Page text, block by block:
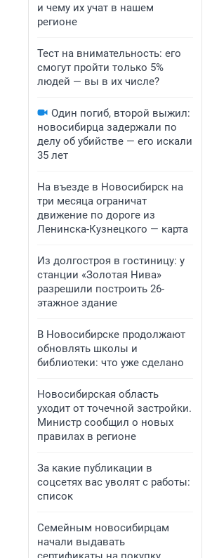
и чему их учат в нашем
регионе
Тест на внимательность: его
смогут пройти только 5%
людей — вы в их числе?
Один погиб, второй выжил:
новосибирца задержали по
делу об убийстве — его искали
35 лет
На въезде в Новосибирск на
три месяца ограничат
движение по дороге из
Ленинска-Кузнецкого — карта
Из долгостроя в гостиницу: у
станции «Золотая Нива»
разрешили построить 26-
этажное здание
В Новосибирске продолжают
обновлять школы и
библиотеки: что уже сделано
Новосибирская область
уходит от точечной застройки.
Министр сообщил о новых
правилах в регионе
За какие публикации в
соцсетях вас уволят с работы:
список
Семейным новосибирцам
начали выдавать